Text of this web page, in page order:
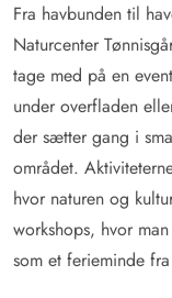
Fra havbunden til
Naturcenter
tage med på en
under overfladen
der sætter gang i
området.
hvor naturen og
workshops, hvor
som et ferieminde